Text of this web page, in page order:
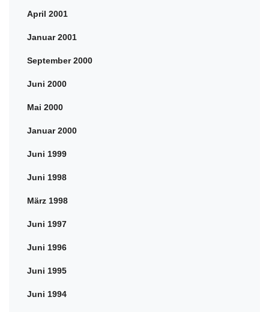
April 2001
Januar 2001
September 2000
Juni 2000
Mai 2000
Januar 2000
Juni 1999
Juni 1998
März 1998
Juni 1997
Juni 1996
Juni 1995
Juni 1994